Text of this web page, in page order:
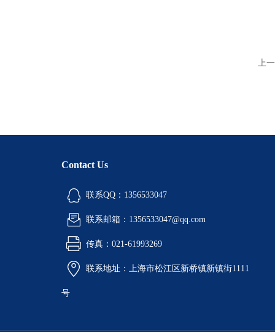
上
Contact Us
联系QQ：1356533047
联系邮箱：1356533047@qq.com
传真：021-61993269
联系地址：上海市松江区新桥镇新镇街1111
号